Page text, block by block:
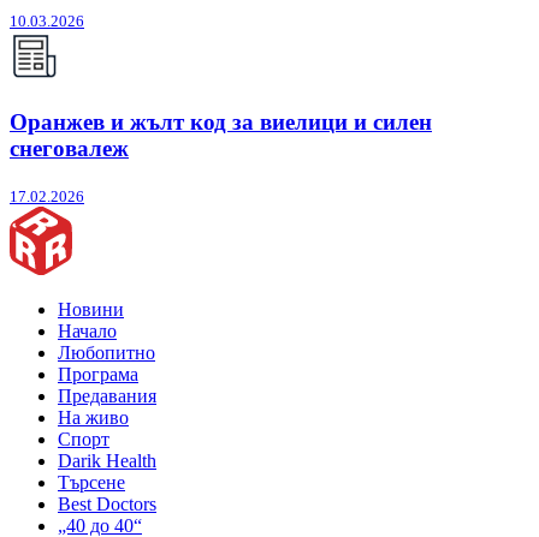
10.03.2026
Оранжев и жълт код за виелици и силен
снеговалеж
17.02.2026
Новини
Начало
Любопитно
Програма
Предавания
На живо
Спорт
Darik Health
Търсене
Best Doctors
„40 до 40“